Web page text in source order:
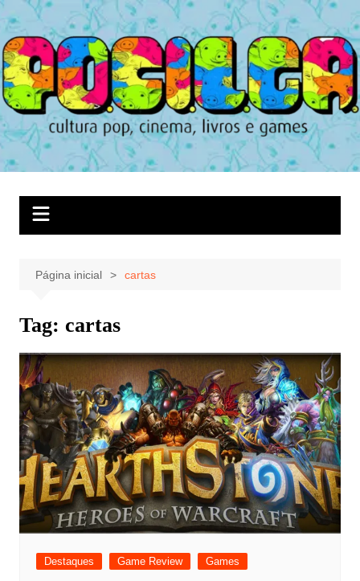
Ir
para
o
conteúdo
Página inicial cartas
Tag: cartas
Destaques Game Review Games